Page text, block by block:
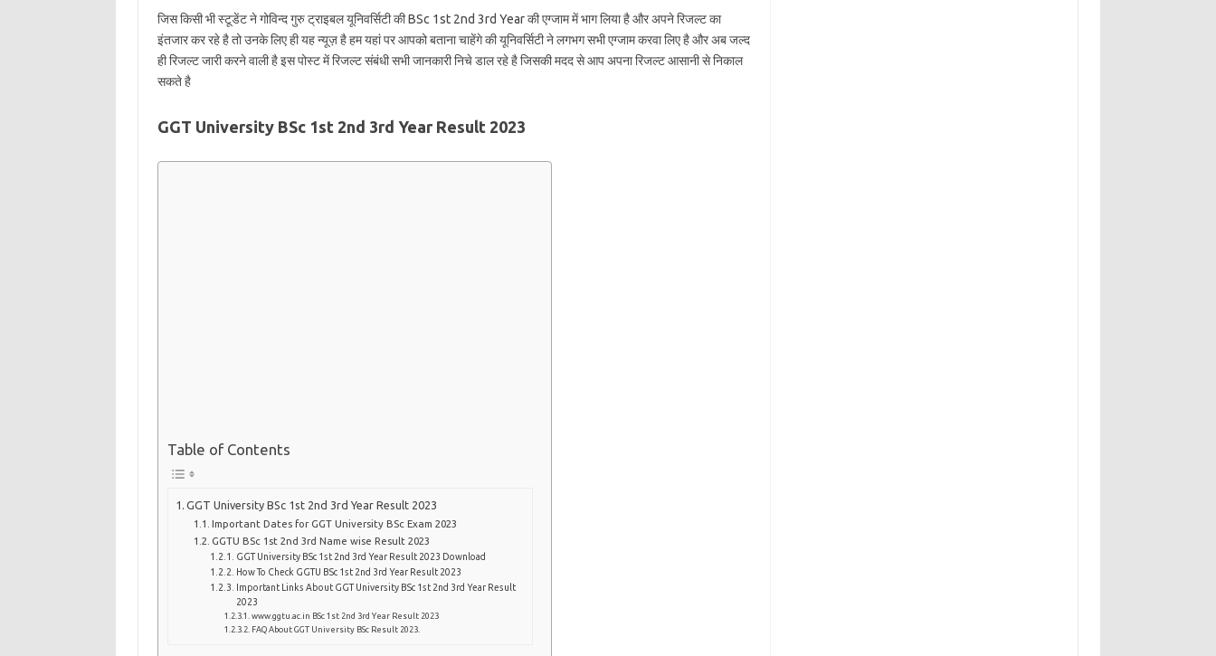
जिस किसी भी स्टूडेंट ने गोविन्द गुरु ट्राइबल यूनिवर्सिटी की BSc 1st 2nd 3rd Year की एग्जाम में भाग लिया है और अपने रिजल्ट का
इंतजार कर रहे है तो उनके लिए ही यह न्यूज़ है हम यहां पर आपको बताना चाहेंगे की यूनिवर्सिटी ने लगभग सभी एग्जाम करवा लिए है और अब जल्द
ही रिजल्ट जारी करने वाली है इस पोस्ट में रिजल्ट संबंधी सभी जानकारी निचे डाल रहे है जिसकी मदद से आप अपना रिजल्ट आसानी से निकाल
सकते है
GGT University BSc 1st 2nd 3rd Year Result 2023
Table of Contents
GGT University BSc 1st 2nd 3rd Year Result 2023
Important Dates for GGT University BSc Exam 2023
GGTU BSc 1st 2nd 3rd Name wise Result 2023
GGT University BSc 1st 2nd 3rd Year Result 2023 Download
How To Check GGTU BSc 1st 2nd 3rd Year Result 2023
Important Links About GGT University BSc 1st 2nd 3rd Year Result
2023
www.ggtu.ac.in BSc 1st 2nd 3rd Year Result 2023
FAQ About GGT University BSc Result 2023.